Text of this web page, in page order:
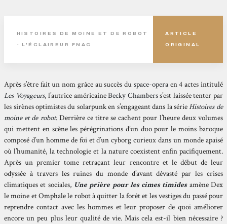
HISTOIRES DE MOINE ET DE ROBOT
- L'ÉCLAIREUR FNAC
ARTICLE
ORIGINAL
Après s’être fait un nom grâce au succès du space-operaen 4 actes intitulé
Les Voyageurs, l’autrice américaineBecky Chamberss’est laissée tenter par
les sirènes optimistes du solarpunk en s’engageant dans la sérieHistoires de
moine et de robot. Derrière ce titre se cachent pour l’heure deux volumes
qui mettent en scène les pérégrinations d’un duo pour le moins baroque
composé d’un homme de foi et d’un cyborg curieux dans un monde apaisé
où l’humanité, la technologie et la nature coexistent enfin pacifiquement.
Après un premier tome retraçant leur rencontre et le début de leur
odyssée à travers les ruines du monde d’avant dévasté par les crises
climatiques et sociales, Une prière pour les cimes timidesamène Dex
le moine et Omphale le robot à quitter la forêt et les vestiges du passé pour
reprendre contact avec les hommes et leur proposer de quoi améliorer
encore un peu plus leur qualité de vie. Mais cela est-il bien nécessaire ?